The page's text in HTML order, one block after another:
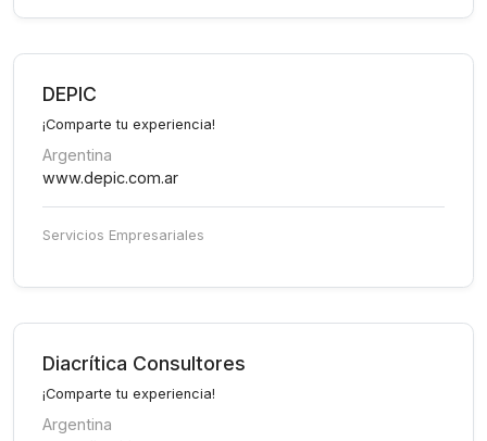
DEPIC
¡Comparte tu experiencia!
Argentina
www.depic.com.ar
Servicios Empresariales
Diacrítica Consultores
¡Comparte tu experiencia!
Argentina